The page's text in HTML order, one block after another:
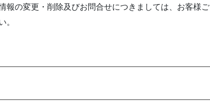
報の変更・削除及びお問合せにつきましては、お客様ご
。